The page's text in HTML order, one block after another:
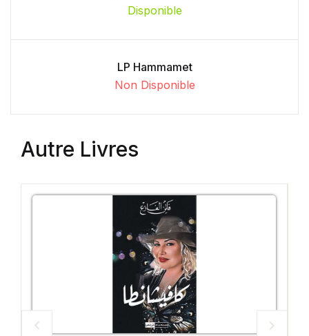
Disponible
LP Hammamet
Non Disponible
Autre Livres